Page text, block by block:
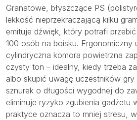
Granatowe, błyszczące PS
lekkość nieprzekraczającą kilku
emituje dźwięk, który potrafi
100 osób na boisku. Ergonomiczny
cylindryczna komora powietrzna
czysty ton – idealny, kiedy trzeba
albo skupić uwagę uczestników
sznurek o długości wygodnej do
eliminuje ryzyko zgubienia gadżetu
praktyce oznacza to mniej stresu,